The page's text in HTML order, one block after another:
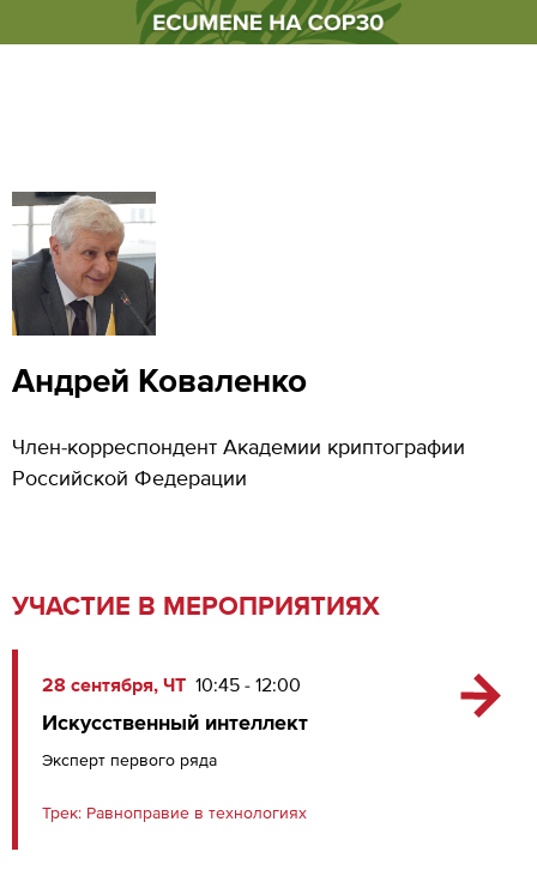
Андрей Коваленко
Член-корреспондент Академии криптографии
Российской Федерации
УЧАСТИЕ В МЕРОПРИЯТИЯХ
28 сентября, ЧТ 10:45 - 12:00
Искусственный интеллект
Эксперт первого ряда
Трек: Равноправие в технологиях